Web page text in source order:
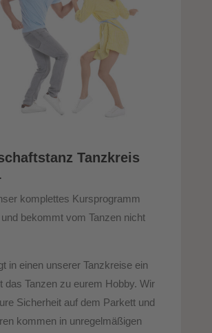
Tanzkreis
komplettes Kursprogramm
bekommt vom Tanzen nicht
in einen unserer Tanzkreise ein
das Tanzen zu eurem Hobby. Wir
Sicherheit auf dem Parkett und
kommen in unregelmäßigen